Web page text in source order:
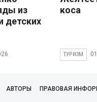
из
детских
коса
ТУРИЗМ
АВТОРЫ ПРАВОВАЯ